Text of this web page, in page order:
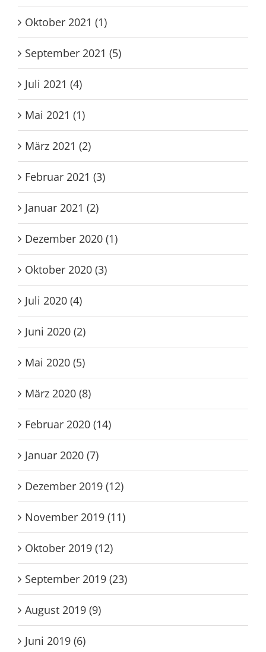
Oktober 2021 (1)
September 2021 (5)
Juli 2021 (4)
Mai 2021 (1)
März 2021 (2)
Februar 2021 (3)
Januar 2021 (2)
Dezember 2020 (1)
Oktober 2020 (3)
Juli 2020 (4)
Juni 2020 (2)
Mai 2020 (5)
März 2020 (8)
Februar 2020 (14)
Januar 2020 (7)
Dezember 2019 (12)
November 2019 (11)
Oktober 2019 (12)
September 2019 (23)
August 2019 (9)
Juni 2019 (6)